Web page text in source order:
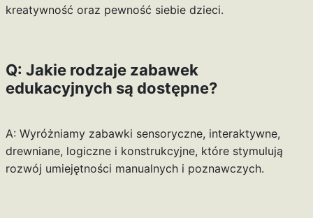
kreatywność oraz pewność siebie dzieci.
Q: Jakie rodzaje zabawek
edukacyjnych są dostępne?
A: Wyróżniamy zabawki sensoryczne, interaktywne,
drewniane, logiczne i konstrukcyjne, które stymulują
rozwój umiejętności manualnych i poznawczych.